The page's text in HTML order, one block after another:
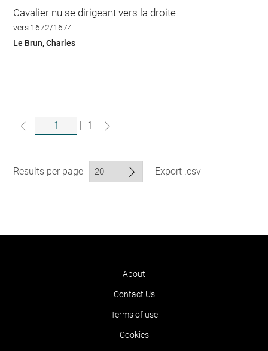
Cavalier nu se dirigeant vers la droite
vers 1672/1674
Le Brun, Charles
| 1
Results per page Export .csv
About
Contact Us
Terms of use
Cookies